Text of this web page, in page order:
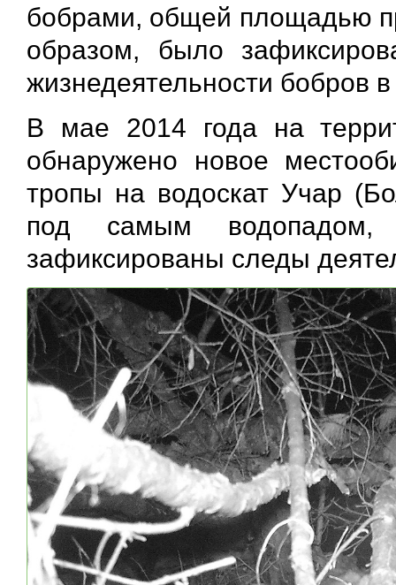
бобрами, общей площадью
образом, было
жизнедеятельности бобров
В мае 2014 года на
обнаружено новое
тропы на водоскат Учар
под самым водопадом,
зафиксированы следы